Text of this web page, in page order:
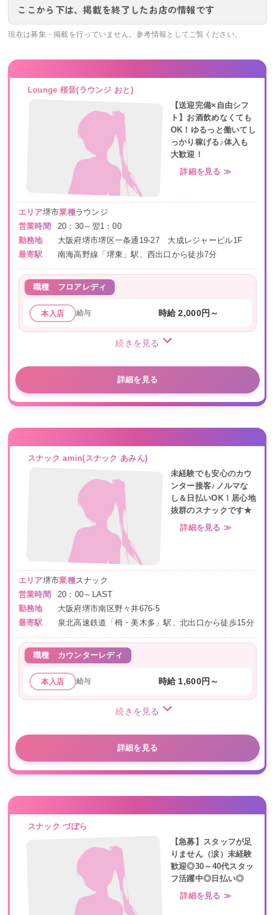
ここから下は、掲載を終了したお店の情報です
現在は募集・掲載を行っていません。参考情報としてご覧ください。
Lounge 桜音(ラウンジ おと)
【送迎完備×自由シフ
ト】お酒飲めなくても
OK！ゆるっと働いてし
っかり稼げる♪体入も
大歓迎！
詳細を見る ≫
エリア堺市業種ラウンジ
営業時間
20：30～翌1：00
勤務地
大阪府堺市堺区一条通19-27 大成レジャービル1F
最寄駅
南海高野線「堺東」駅、西出口から徒歩7分
職種 フロアレディ
本入店 給与 時給 2,000円～
続きを見る
詳細を見る
スナック amin(スナック あみん)
未経験でも安心のカウ
ンター接客♪ノルマな
し＆日払いOK！居心地
抜群のスナックです★
詳細を見る ≫
エリア堺市業種スナック
営業時間
20：00～LAST
勤務地
大阪府堺市南区野々井676-5
最寄駅
泉北高速鉄道「栂・美木多」駅、北出口から徒歩15分
職種 カウンターレディ
本入店 給与 時給 1,600円～
続きを見る
詳細を見る
スナック づぼら
【急募】スタッフが足
りません（涙）未経験
歓迎◎30～40代スタッ
フ活躍中◎日払い◎
詳細を見る ≫